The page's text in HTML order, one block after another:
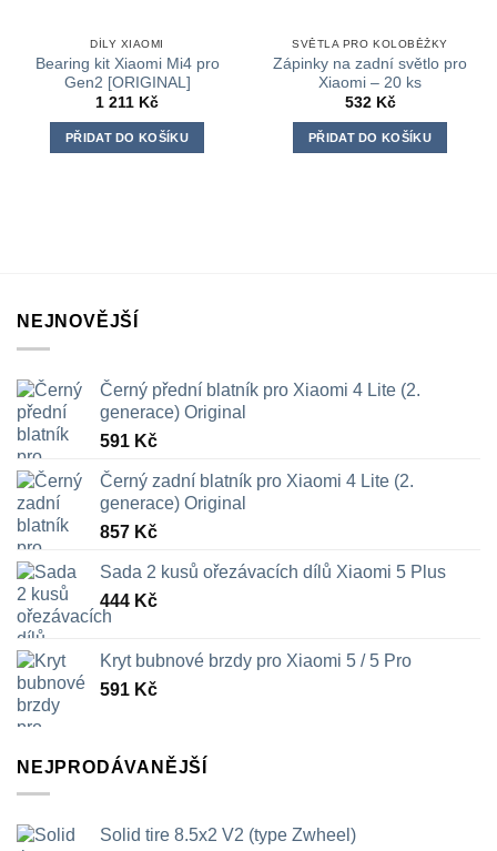
DÍLY XIAOMI
Bearing kit Xiaomi Mi4 pro
Gen2 [ORIGINAL]
1 211 Kč
PŘIDAT DO KOŠÍKU
SVĚTLA PRO KOLOBĚŽKY
Zápinky na zadní světlo pro
Xiaomi – 20 ks
532 Kč
PŘIDAT DO KOŠÍKU
NEJNOVĚJŠÍ
Černý přední blatník pro Xiaomi 4 Lite (2.
generace) Original
591 Kč
Černý zadní blatník pro Xiaomi 4 Lite (2.
generace) Original
857 Kč
Sada 2 kusů ořezávacích dílů Xiaomi 5 Plus
444 Kč
Kryt bubnové brzdy pro Xiaomi 5 / 5 Pro
591 Kč
NEJPRODÁVANĚJŠÍ
Solid tire 8.5x2 V2 (type Zwheel)